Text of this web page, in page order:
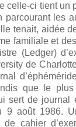
celle-ci tient un
parcourant les
tenait, aidée
familiale et
(Ledger)
de
que le plus
sert de journal
9 août 1986.
cahier